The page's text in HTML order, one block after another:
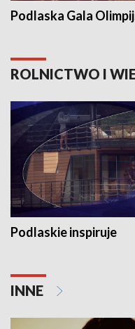
Podlaska Gala
ROLNICTWO I
Podlaskie inspiruje
INNE